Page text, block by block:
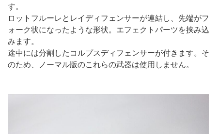
す。
ロットフルーレとレイディフェンサーが連結し、先端がフ
ォーク状になったような形状。エフェクトパーツを挟み込
みます。
途中には分割したコルプスディフェンサーが付きます。そ
のため、ノーマル版のこれらの武器は使用しません。